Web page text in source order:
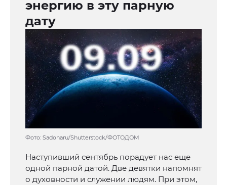
энергию в эту парную
дату
Фото: Sadoharu/Shutterstock/ФОТОДОМ
Наступивший сентябрь порадует нас еще
одной парной датой. Две девятки напомнят
о духовности и служении людям. При этом,